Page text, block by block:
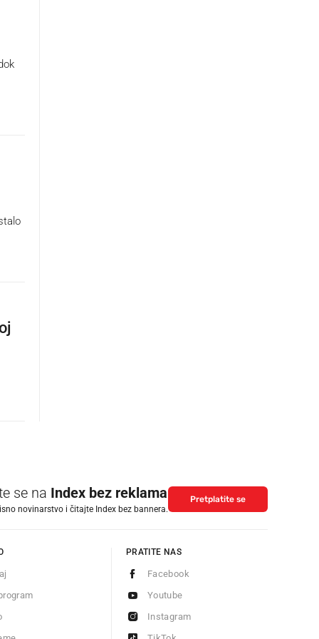
se na Index bez reklama
novinarstvo i čitajte Index bez bannera.
Pretplatite se
PRATITE NAS
Facebook
Youtube
Instagram